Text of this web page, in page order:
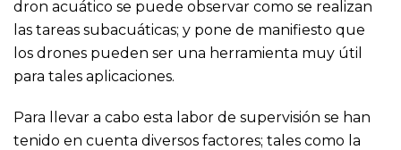
dron acuático se puede observar como se realizan
las tareas subacuáticas; y pone de manifiesto que
los drones pueden ser una herramienta muy útil
para tales aplicaciones.
Para llevar a cabo esta labor de supervisión se han
tenido en cuenta diversos factores; tales como la